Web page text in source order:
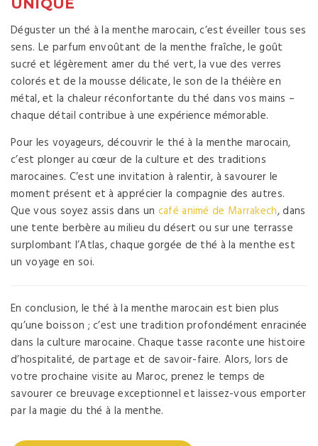
Déguster un thé à la menthe marocain, c’est éveiller tous ses
sens. Le parfum envoûtant de la menthe fraîche, le goût
sucré et légèrement amer du thé vert, la vue des verres
colorés et de la mousse délicate, le son de la théière en
métal, et la chaleur réconfortante du thé dans vos mains –
chaque détail contribue à une expérience mémorable.
Pour les voyageurs, découvrir le thé à la menthe marocain,
c’est plonger au cœur de la culture et des traditions
marocaines. C’est une invitation à ralentir, à savourer le
moment présent et à apprécier la compagnie des autres.
Que vous soyez assis dans un café animé de Marrakech, dans
une tente berbère au milieu du désert ou sur une terrasse
surplombant l’Atlas, chaque gorgée de thé à la menthe est
un voyage en soi.
En conclusion, le thé à la menthe marocain est bien plus
qu’une boisson ; c’est une tradition profondément enracinée
dans la culture marocaine. Chaque tasse raconte une histoire
d’hospitalité, de partage et de savoir-faire. Alors, lors de
votre prochaine visite au Maroc, prenez le temps de
savourer ce breuvage exceptionnel et laissez-vous emporter
par la magie du thé à la menthe.